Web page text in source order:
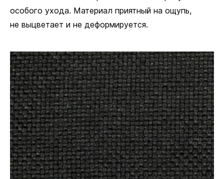
В комплекте +18 руб.
Посадочный диаметр для колёсиков и глайдеров
особого ухода. Материал приятный на ощупь,
не выцветает и не деформируется.